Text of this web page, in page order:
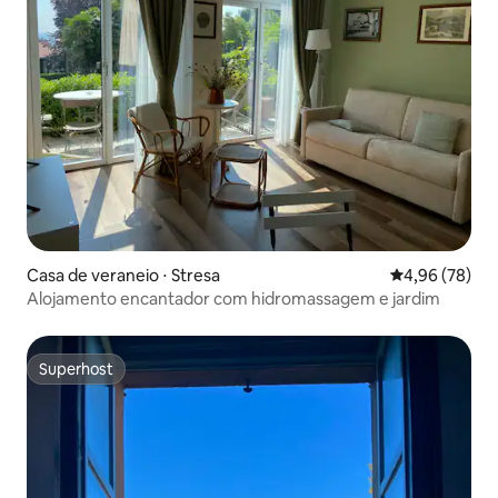
Casa de veraneio ⋅ Stresa 4,96 de uma
4,96 (78)
Alojamento encantador com hidromassagem e jardim
Superhost
Superhost